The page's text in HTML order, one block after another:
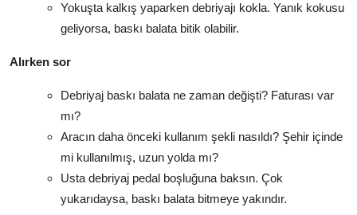
Yokuşta kalkış yaparken debriyajı kokla. Yanık kokusu
geliyorsa, baskı balata bitik olabilir.
Alırken sor
Debriyaj baskı balata ne zaman değişti? Faturası var
mı?
Aracın daha önceki kullanım şekli nasıldı? Şehir içinde
mi kullanılmış, uzun yolda mı?
Usta debriyaj pedal boşluğuna baksın. Çok
yukarıdaysa, baskı balata bitmeye yakındır.